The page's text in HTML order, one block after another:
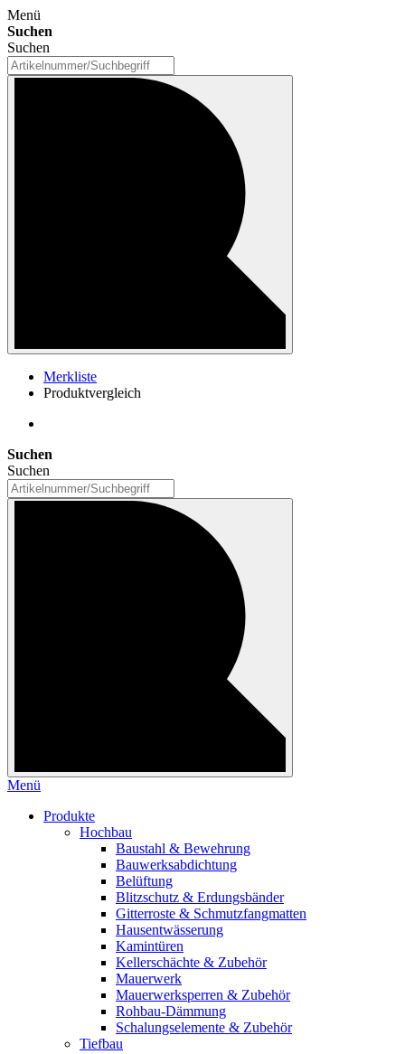
Menü
Suchen
Suchen
Merkliste
Produktvergleich
Suchen
Suchen
Menü
Produkte
Hochbau
Baustahl & Bewehrung
Bauwerksabdichtung
Belüftung
Blitzschutz & Erdungsbänder
Gitterroste & Schmutzfangmatten
Hausentwässerung
Kamintüren
Kellerschächte & Zubehör
Mauerwerk
Mauerwerksperren & Zubehör
Rohbau-Dämmung
Schalungselemente & Zubehör
Tiefbau